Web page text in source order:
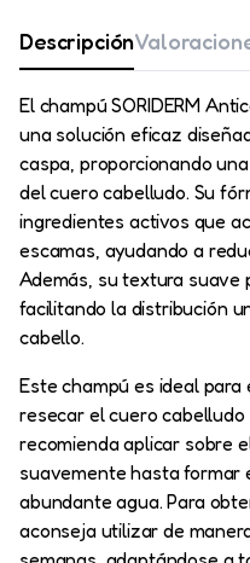
Descripción
El champú SORIDERM
una solución eficaz
caspa, proporcionando
del cuero cabelludo. Su
ingredientes activos que
escamas, ayudando a
Además, su textura suave
facilitando la distribución
cabello.
Este champú es ideal para
resecar el cuero cabelludo
recomienda aplicar sobre
suavemente hasta formar
abundante agua. Para
aconseja utilizar de